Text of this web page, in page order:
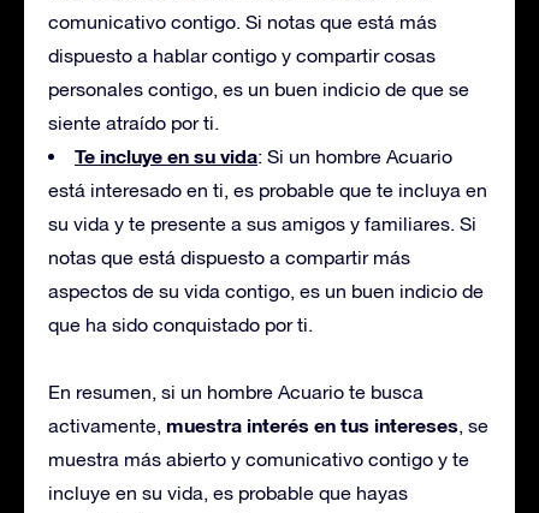
comunicativo contigo. Si notas que está más
dispuesto a hablar contigo y compartir cosas
personales contigo, es un buen indicio de que se
siente atraído por ti.
Te incluye en su vida: Si un hombre Acuario
está interesado en ti, es probable que te incluya en
su vida y te presente a sus amigos y familiares. Si
notas que está dispuesto a compartir más
aspectos de su vida contigo, es un buen indicio de
que ha sido conquistado por ti.
En resumen, si un hombre Acuario te busca
activamente, muestra interés en tus intereses, se
muestra más abierto y comunicativo contigo y te
incluye en su vida, es probable que hayas